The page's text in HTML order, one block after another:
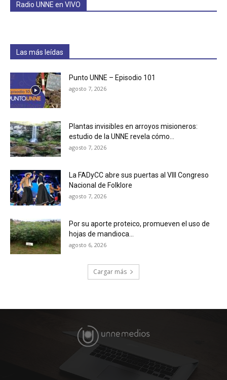
Radio UNNE en VIVO
Las más leídas
Punto UNNE – Episodio 101
agosto 7, 2026
Plantas invisibles en arroyos misioneros:
estudio de la UNNE revela cómo...
agosto 7, 2026
La FADyCC abre sus puertas al VIII Congreso
Nacional de Folklore
agosto 7, 2026
Por su aporte proteico, promueven el uso de
hojas de mandioca...
agosto 6, 2026
Cargar más